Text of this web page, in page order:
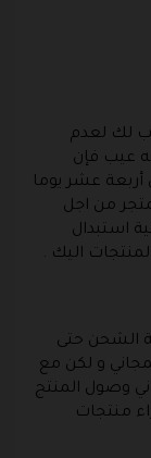
لك لعدم
عيب فإن
أربعة عشر يوما
من اجل
استبدال
اليك .
الشحن حتى
و لكن مع
وصول المنتج
منتجات